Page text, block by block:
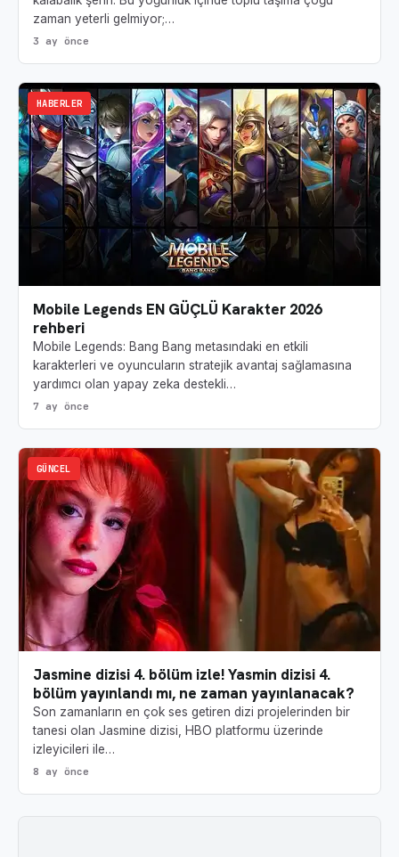
zaman yeterli gelmiyor;…
3 ay önce
HABERLER
Mobile Legends EN GÜÇLÜ Karakter 2026
rehberi
Mobile Legends: Bang Bang metasındaki en etkili
karakterleri ve oyuncuların stratejik avantaj sağlamasına
yardımcı olan yapay zeka destekli…
7 ay önce
GÜNCEL
Jasmine dizisi 4. bölüm izle! Yasmin dizisi 4.
bölüm yayınlandı mı, ne zaman yayınlanacak?
Son zamanların en çok ses getiren dizi projelerinden bir
tanesi olan Jasmine dizisi, HBO platformu üzerinde
izleyicileri ile…
8 ay önce